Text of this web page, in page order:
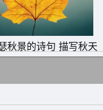
，一次刻骨，一次一
爱上别人，只因你依
秋景的诗句 描写秋天
瑟秋季的诗句